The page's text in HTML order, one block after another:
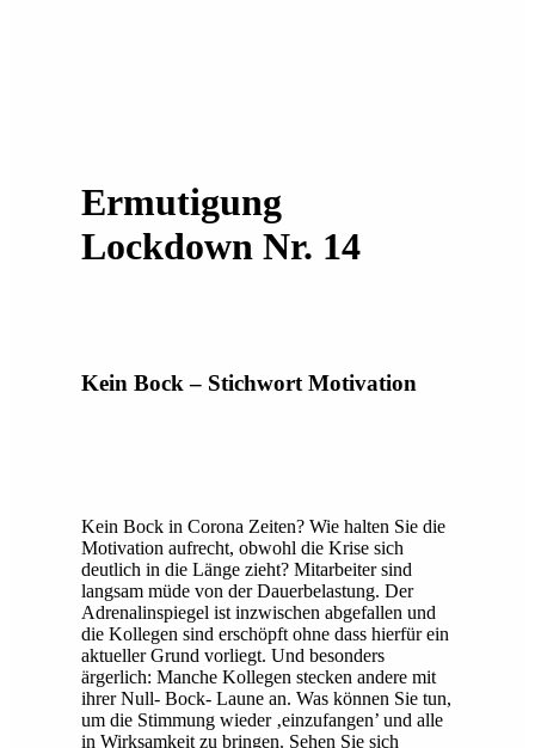
Ermutigung
Lockdown Nr. 14
Kein Bock – Stichwort Motivation
Kein Bock in Corona Zeiten? Wie halten Sie die
Motivation aufrecht, obwohl die Krise sich
deutlich in die Länge zieht? Mitarbeiter sind
langsam müde von der Dauerbelastung. Der
Adrenalinspiegel ist inzwischen abgefallen und
die Kollegen sind erschöpft ohne dass hierfür ein
aktueller Grund vorliegt. Und besonders
ärgerlich: Manche Kollegen stecken andere mit
ihrer Null- Bock- Laune an. Was können Sie tun,
um die Stimmung wieder ‚einzufangen’ und alle
in Wirksamkeit zu bringen. Sehen Sie sich